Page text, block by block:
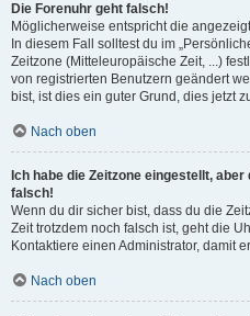
Die Forenuhr geht falsch!
Möglicherweise entspricht die
In diesem Fall solltest du im
Zeitzone (Mitteleuropäische Zeit, ...)
von registrierten Benutzern geändert
bist, ist dies ein guter Grund, dies jetzt
Nach oben
Ich habe die Zeitzone eingestellt,
falsch!
Wenn du dir sicher bist, dass du die
Zeit trotzdem noch falsch ist, geht die
Kontaktiere einen Administrator, damit
Nach oben